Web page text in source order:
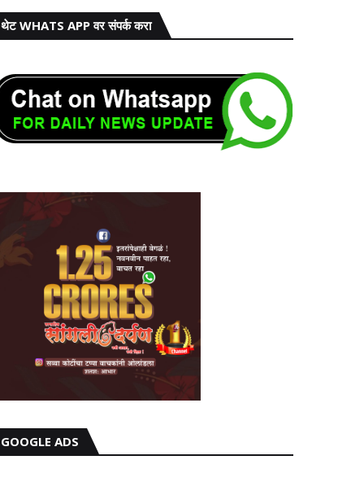
थेट WHATS APP वर संपर्क करा
GOOGLE ADS